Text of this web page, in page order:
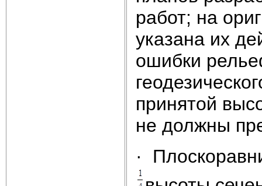
работ; на
указана их
ошибки
принятой
не должны
·